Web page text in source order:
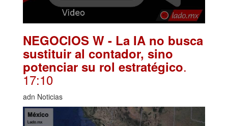
NEGOCIOS W - La IA no busca
sustituir al contador, sino
potenciar su rol estratégico.
17:10
adn Noticias